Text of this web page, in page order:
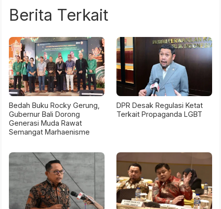
Berita Terkait
Bedah Buku Rocky Gerung,
Gubernur Bali Dorong
Generasi Muda Rawat
Semangat Marhaenisme
DPR Desak Regulasi Ketat
Terkait Propaganda LGBT